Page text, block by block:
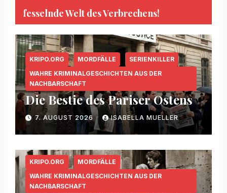
fesselnde Welt des Verbrechens!
KRIPO.ORG MORDFÄLLE
SERIENKILLER
WAHRE KRIMINALGESCHICHTEN AUS DER
NACHBARSCHAFT
Die Bestie des Pariser Ostens
7. AUGUST 2026 ISABELLA MUELLER
KRIPO.ORG
MORDFÄLLE
WAHRE KRIMINALGESCHICHTEN AUS DER
NACHBARSCHAFT